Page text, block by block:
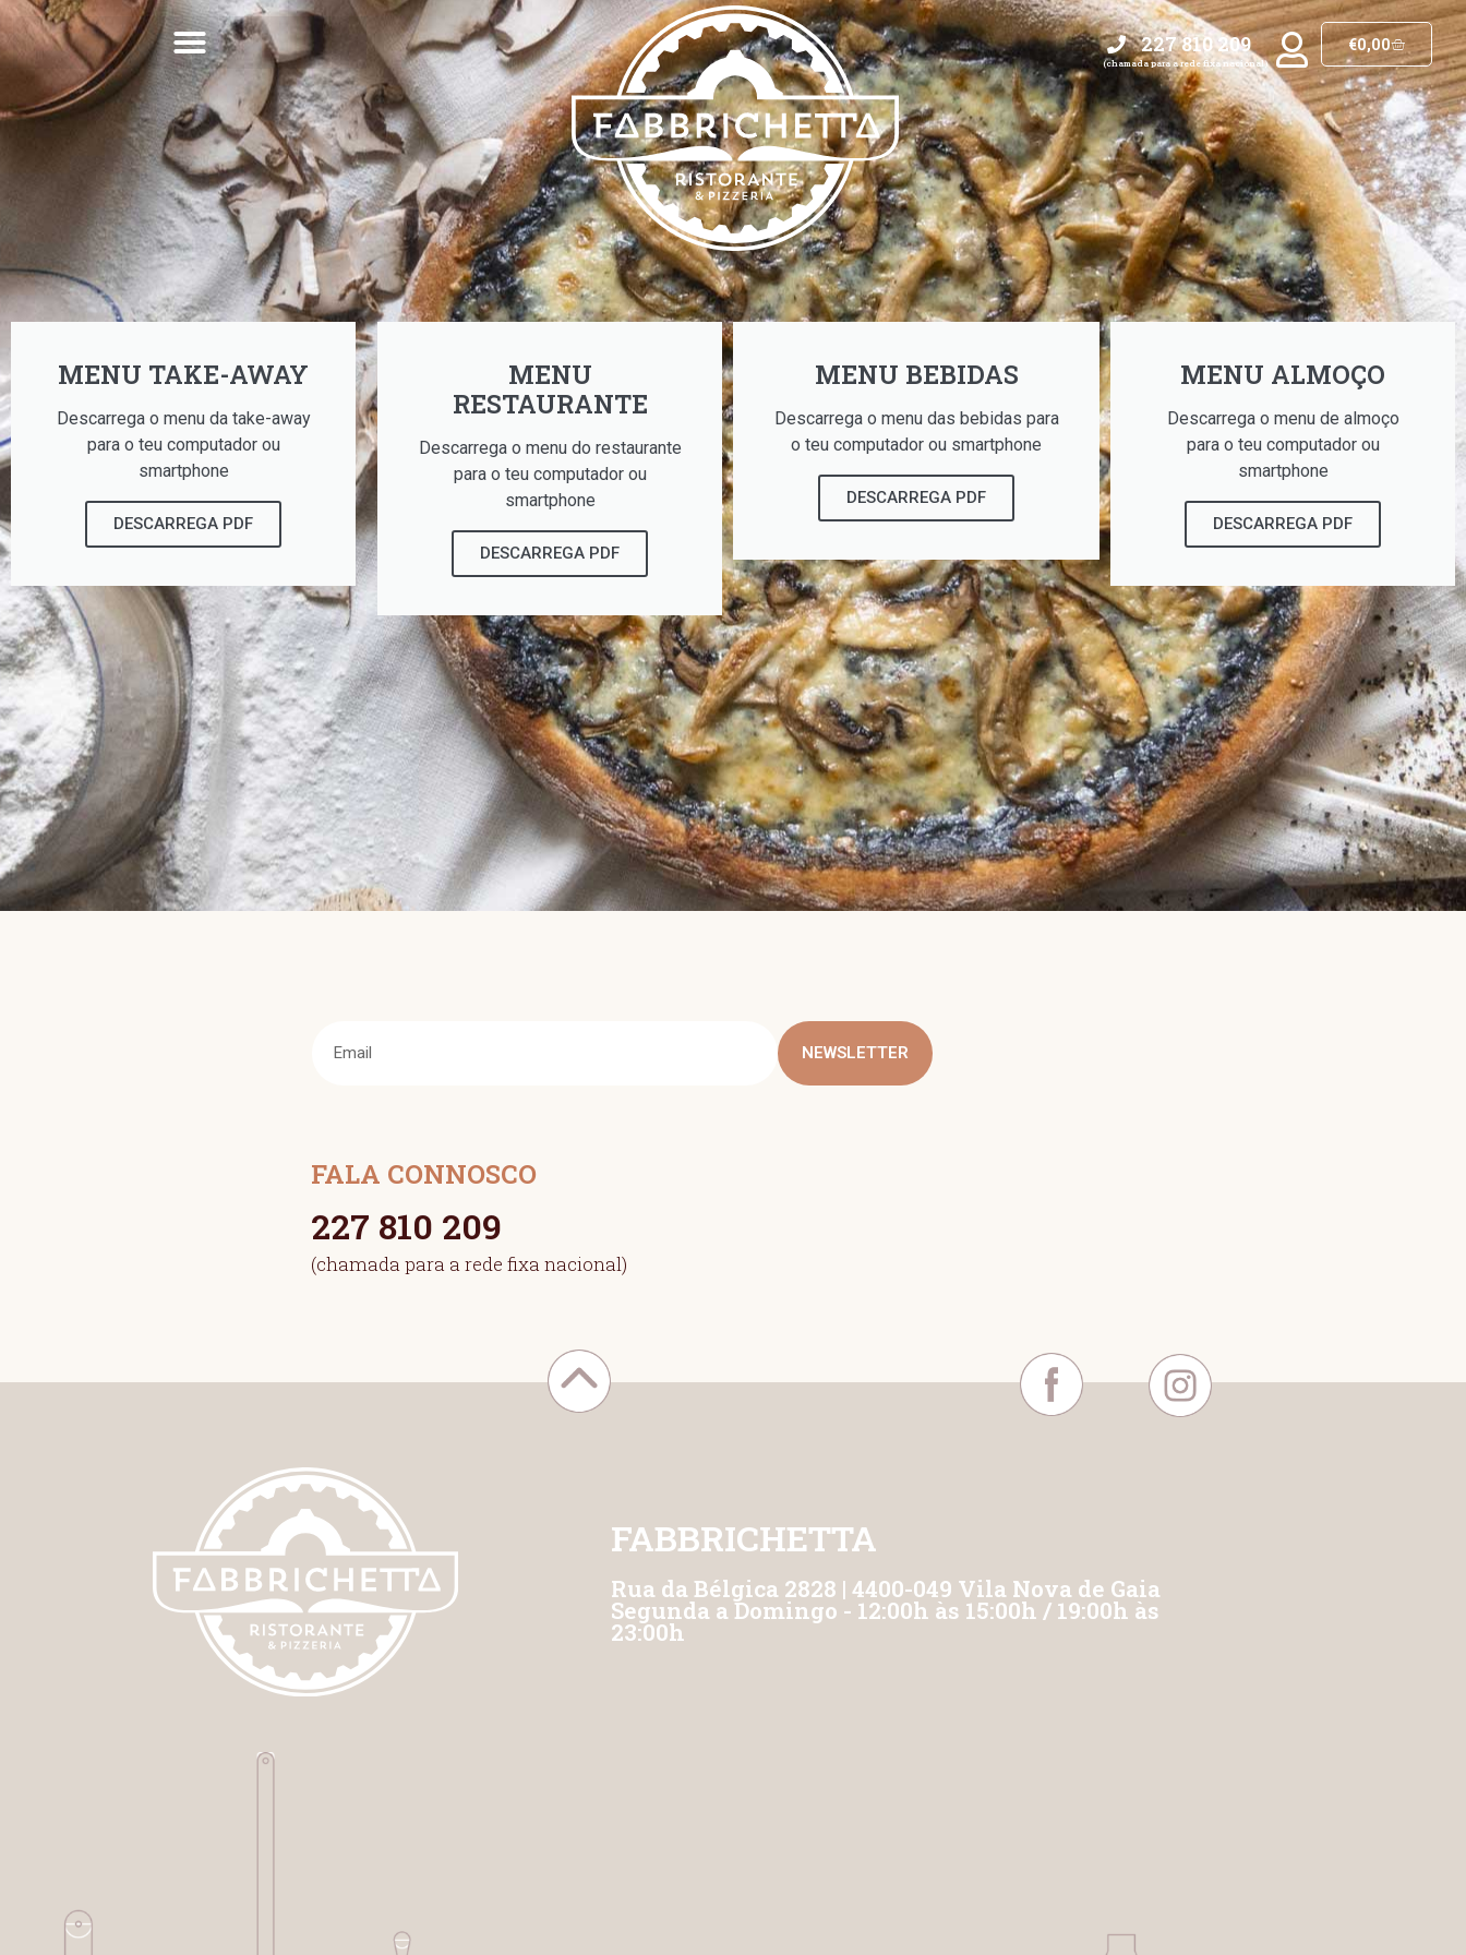
227 810 209​
(chamada para a rede fixa nacional)
€0,00
MENU TAKE-AWAY
Descarrega o menu da take-away
para o teu computador ou
smartphone
DESCARREGA PDF
MENU
RESTAURANTE
Descarrega o menu do restaurante
para o teu computador ou
smartphone
DESCARREGA PDF
MENU BEBIDAS
Descarrega o menu das bebidas para
o teu computador ou smartphone
DESCARREGA PDF
MENU ALMOÇO
Descarrega o menu de almoço
para o teu computador ou
smartphone
DESCARREGA PDF​
NEWSLETTER
FALA CONNOSCO
227 810 209
(chamada para a rede fixa nacional)
FABBRICHETTA
Rua da Bélgica 2828 | 4400-049 Vila Nova de Gaia
Segunda a Domingo - 12:00h às 15:00h / 19:00h às
23:00h